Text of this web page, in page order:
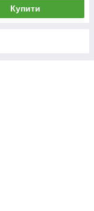
Купити